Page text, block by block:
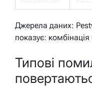
Джерела даних:
показує:
Типові